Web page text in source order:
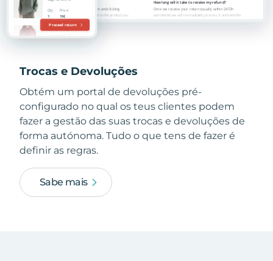
Trocas e Devoluções
Obtém um portal de devoluções pré-
configurado no qual os teus clientes podem
fazer a gestão das suas trocas e devoluções de
forma autónoma. Tudo o que tens de fazer é
definir as regras.
Sabe mais